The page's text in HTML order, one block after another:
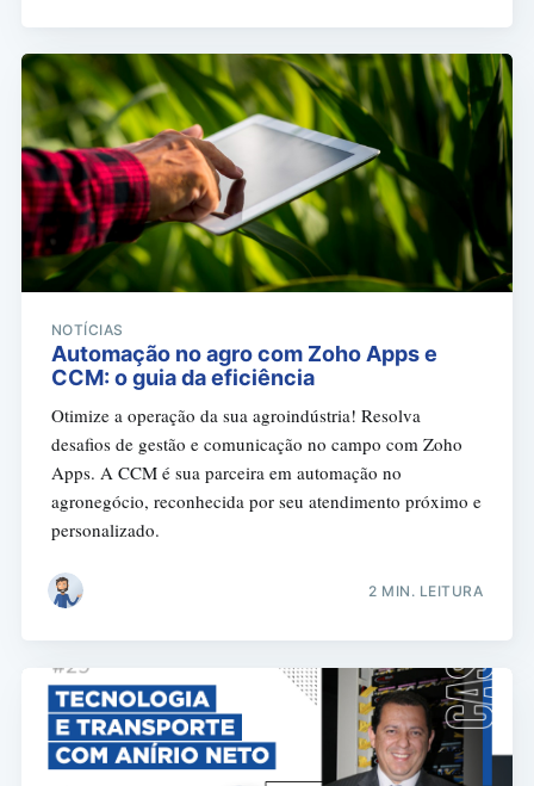
NOTÍCIAS
Automação no agro com Zoho Apps e
CCM: o guia da eficiência
Otimize a operação da sua agroindústria! Resolva
desafios de gestão e comunicação no campo com Zoho
Apps. A CCM é sua parceira em automação no
agronegócio, reconhecida por seu atendimento próximo e
personalizado.
2 MIN. LEITURA